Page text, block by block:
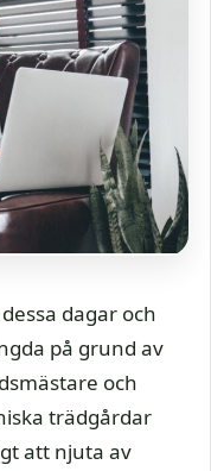
dagar och
på grund av
och
trädgårdar
att njuta av